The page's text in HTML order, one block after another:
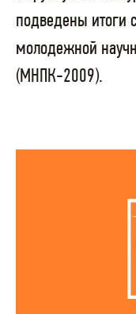
подведены итоги
молодежной
(МНПК-2009).